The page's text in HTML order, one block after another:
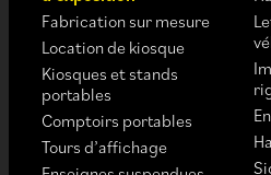
Fabrication sur mesure
Location de kiosque
Kiosques et stands
portables
Comptoirs portables
Tours d’affichage